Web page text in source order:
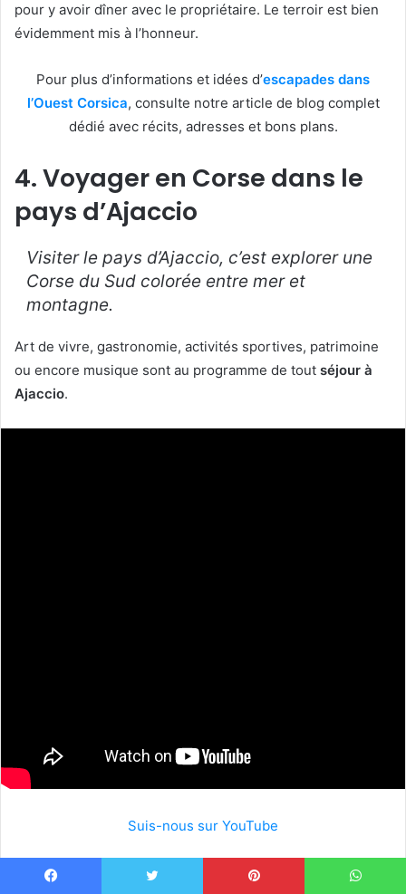
pour y avoir dîner avec le propriétaire. Le terroir est bien
évidemment mis à l’honneur.
Pour plus d’informations et idées d’escapades dans
l’Ouest Corsica, consulte notre article de blog complet
dédié avec récits, adresses et bons plans.
4. Voyager en Corse dans le
pays d’Ajaccio
Visiter le pays d’Ajaccio, c’est explorer une
Corse du Sud colorée entre mer et
montagne.
Art de vivre, gastronomie, activités sportives, patrimoine
ou encore musique sont au programme de tout séjour à
Ajaccio.
Suis-nous sur YouTube
Visiter le pays d’Ajaccio, c’est explorer
une Cité Impériale